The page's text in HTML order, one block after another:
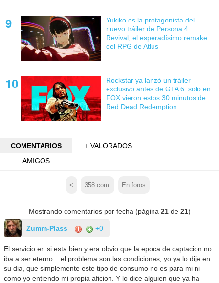
Yukiko es la protagonista del
nuevo tráiler de Persona 4
Revival, el esperadísimo remake
del RPG de Atlus
Rockstar ya lanzó un tráiler
exclusivo antes de GTA 6: solo en
FOX vieron estos 30 minutos de
Red Dead Redemption
COMENTARIOS
+ VALORADOS
AMIGOS
< 358com. En foros
Mostrando comentarios por fecha (página 21de 21)
Zumm-Plass +0
El servicio en si esta bien y era obvio que la epoca de captacion no
iba a ser eterno... el problema son las condiciones, yo ya lo dije en
su dia, que simplemente este tipo de consumo no es para mi ni
como yo entiendo mi propia aficion. Y lo dice alguien que ya ha